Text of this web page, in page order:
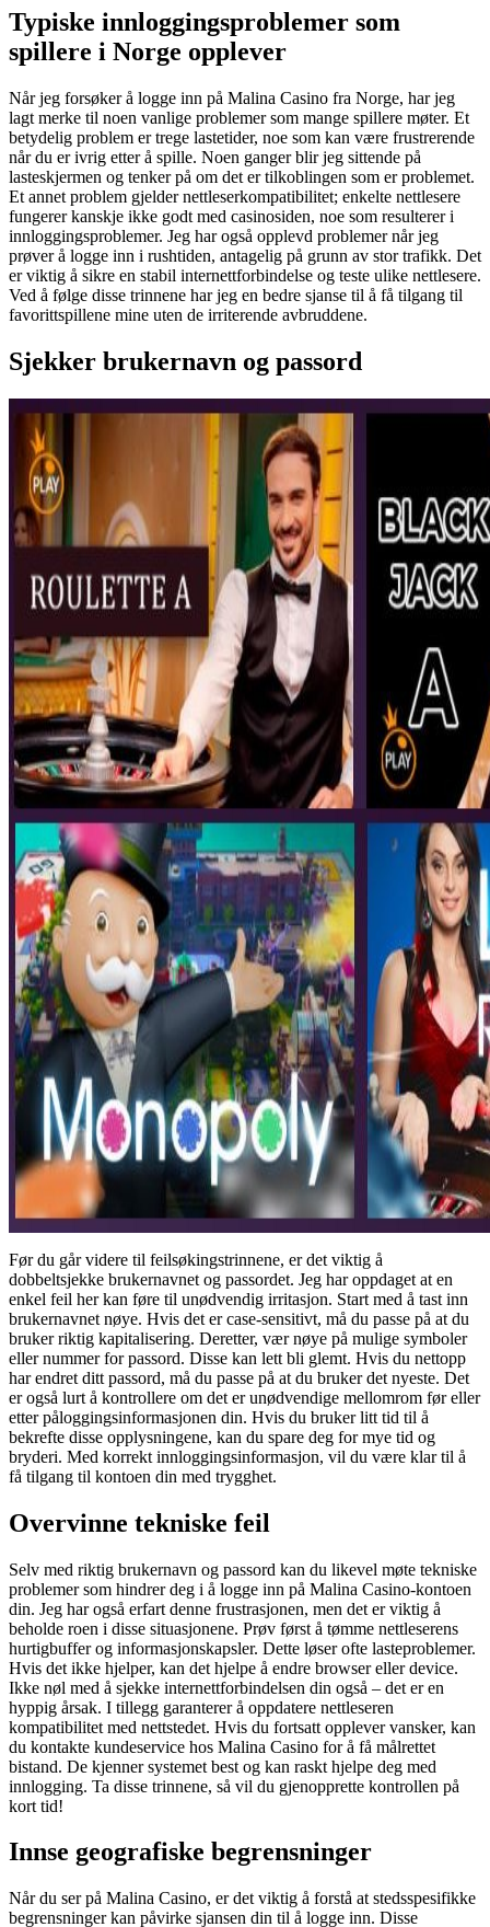
Typiske innloggingsproblemer som
spillere i Norge opplever
Når jeg forsøker å logge inn på Malina Casino fra Norge, har jeg
lagt merke til noen vanlige problemer som mange spillere møter. Et
betydelig problem er trege lastetider, noe som kan være frustrerende
når du er ivrig etter å spille. Noen ganger blir jeg sittende på
lasteskjermen og tenker på om det er tilkoblingen som er problemet.
Et annet problem gjelder nettleserkompatibilitet; enkelte nettlesere
fungerer kanskje ikke godt med casinosiden, noe som resulterer i
innloggingsproblemer. Jeg har også opplevd problemer når jeg
prøver å logge inn i rushtiden, antagelig på grunn av stor trafikk. Det
er viktig å sikre en stabil internettforbindelse og teste ulike nettlesere.
Ved å følge disse trinnene har jeg en bedre sjanse til å få tilgang til
favorittspillene mine uten de irriterende avbruddene.
Sjekker brukernavn og passord
Før du går videre til feilsøkingstrinnene, er det viktig å
dobbeltsjekke brukernavnet og passordet. Jeg har oppdaget at en
enkel feil her kan føre til unødvendig irritasjon. Start med å tast inn
brukernavnet nøye. Hvis det er case-sensitivt, må du passe på at du
bruker riktig kapitalisering. Deretter, vær nøye på mulige symboler
eller nummer for passord. Disse kan lett bli glemt. Hvis du nettopp
har endret ditt passord, må du passe på at du bruker det nyeste. Det
er også lurt å kontrollere om det er unødvendige mellomrom før eller
etter påloggingsinformasjonen din. Hvis du bruker litt tid til å
bekrefte disse opplysningene, kan du spare deg for mye tid og
bryderi. Med korrekt innloggingsinformasjon, vil du være klar til å
få tilgang til kontoen din med trygghet.
Overvinne tekniske feil
Selv med riktig brukernavn og passord kan du likevel møte tekniske
problemer som hindrer deg i å logge inn på Malina Casino-kontoen
din. Jeg har også erfart denne frustrasjonen, men det er viktig å
beholde roen i disse situasjonene. Prøv først å tømme nettleserens
hurtigbuffer og informasjonskapsler. Dette løser ofte lasteproblemer.
Hvis det ikke hjelper, kan det hjelpe å endre browser eller device.
Ikke nøl med å sjekke internettforbindelsen din også – det er en
hyppig årsak. I tillegg garanterer å oppdatere nettleseren
kompatibilitet med nettstedet. Hvis du fortsatt opplever vansker, kan
du kontakte kundeservice hos Malina Casino for å få målrettet
bistand. De kjenner systemet best og kan raskt hjelpe deg med
innlogging. Ta disse trinnene, så vil du gjenopprette kontrollen på
kort tid!
Innse geografiske begrensninger
Når du ser på Malina Casino, er det viktig å forstå at stedsspesifikke
begrensninger kan påvirke sjansen din til å logge inn. Disse